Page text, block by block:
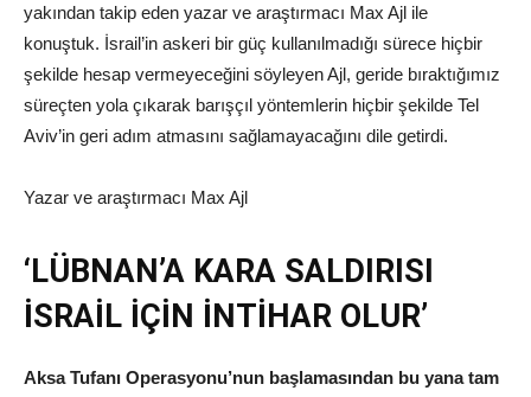
yakından takip eden yazar ve araştırmacı Max Ajl ile
konuştuk. İsrail’in askeri bir güç kullanılmadığı sürece hiçbir
şekilde hesap vermeyeceğini söyleyen Ajl, geride bıraktığımız
süreçten yola çıkarak barışçıl yöntemlerin hiçbir şekilde Tel
Aviv’in geri adım atmasını sağlamayacağını dile getirdi.
Yazar ve araştırmacı Max Ajl
‘LÜBNAN’A KARA SALDIRISI
İSRAİL İÇİN İNTİHAR OLUR’
Aksa Tufanı Operasyonu’nun başlamasından bu yana tam